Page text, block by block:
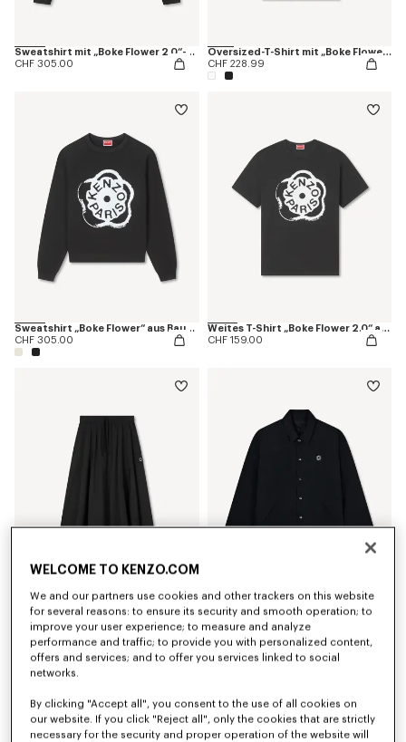
Sweatshirt mit „Boke Flower 2.0“-Stickerei aus Baumwolle
CHF 305.00
Oversized-T-Shirt mit „Boke Flower 2.0" -Stickerei aus Baumwolle
CHF 228.99
Sweatshirt „Boke Flower“ aus Baumwolle
CHF 305.00
Weites T-Shirt „Boke Flower 2.0“ aus Baumwolle
CHF 159.00
Midirock „Boke Flower 2.0“
CHF 469.00
CHF 719.00
WELCOME TO KENZO.COM
We and our partners use cookies and other trackers on this website
for several reasons: to ensure its security and smooth operation; to
improve your user experience; to measure and analyze
performance and traffic; to provide you with personalized content,
offers and services; and to offer you services linked to social
networks.
By clicking "Accept all", you consent to the use of all cookies on
our website. If you click "Reject all", only the cookies that are strictly
necessary for the security and proper operation of the website will